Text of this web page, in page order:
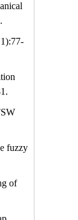
fuzzy
of